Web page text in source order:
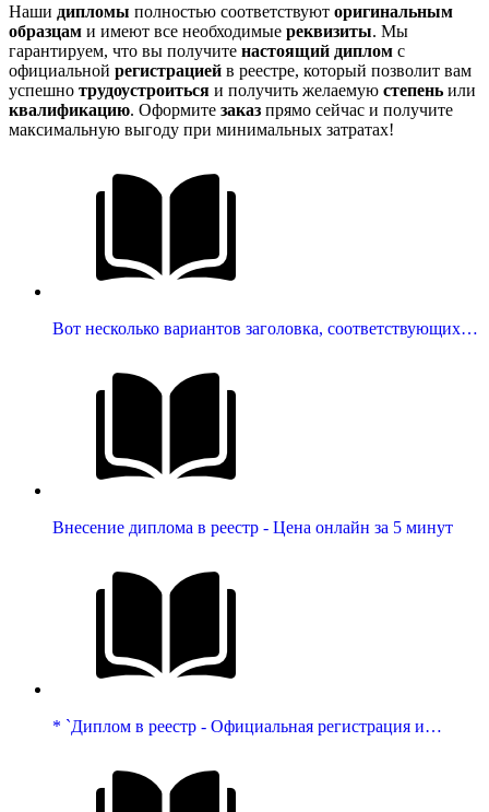
Наши дипломы полностью соответствуют оригинальным
образцам и имеют все необходимые реквизиты. Мы
гарантируем, что вы получите настоящий диплом с
официальной регистрацией в реестре, который позволит вам
успешно трудоустроиться и получить желаемую степень или
квалификацию. Оформите заказ прямо сейчас и получите
максимальную выгоду при минимальных затратах!
Вот несколько вариантов заголовка, соответствующих…
Внесение диплома в реестр - Цена онлайн за 5 минут
* `Диплом в реестр - Официальная регистрация и…